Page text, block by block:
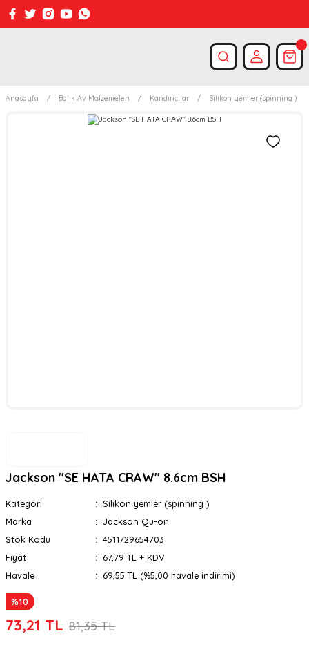
Anasayfa Balık Av Malzemeleri Kandırıcılar Silikon yemler (spinning )
Jackson ''SE HATA CRAW'' 8.6cm BSH
Kategori
Silikon yemler (spinning )
Marka
Jackson Qu-on
Stok Kodu
4511729654703
Fiyat
67,79 TL + KDV
Havale
69,55 TL (%5,00 havale indirimi)
%10
73,21 TL 81,35 TL